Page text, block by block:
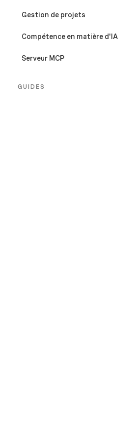
Gestion de projets
Compétence en matière d'IA
Serveur MCP
GUIDES